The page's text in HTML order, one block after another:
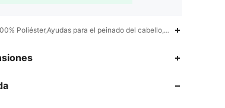
Poliéster,Ayudas para el peinado del cabello,Liso